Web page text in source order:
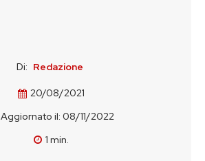
Di: Redazione
20/08/2021
Aggiornato il: 08/11/2022
1 min.